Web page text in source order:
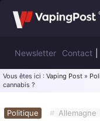
Newsletter Contact
Vous êtes ici : Vaping Post »
cannabis ?
Politique # Allemagne